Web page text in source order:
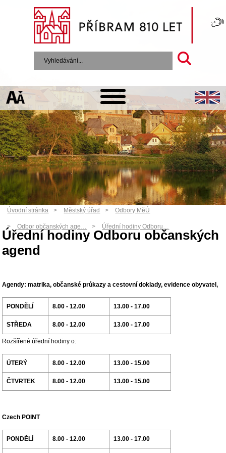
Úvodní stránka Městský úřad Odbory MěÚ
Odbor občanských age… Úřední hodiny Odboru…
Úřední hodiny Odboru občanských
agend
Agendy: matrika, občanské průkazy a cestovní doklady, evidence obyvatel,
PONDĚLÍ 8.00 - 12.00 13.00 - 17.00
STŘEDA 8.00 - 12.00 13.00 - 17.00
Rozšířené úřední hodiny o:
ÚTERÝ 8.00 - 12.00 13.00 - 15.00
ČTVRTEK 8.00 - 12.00 13.00 - 15.00
Czech POINT
PONDĚLÍ 8.00 - 12.00 13.00 - 17.00